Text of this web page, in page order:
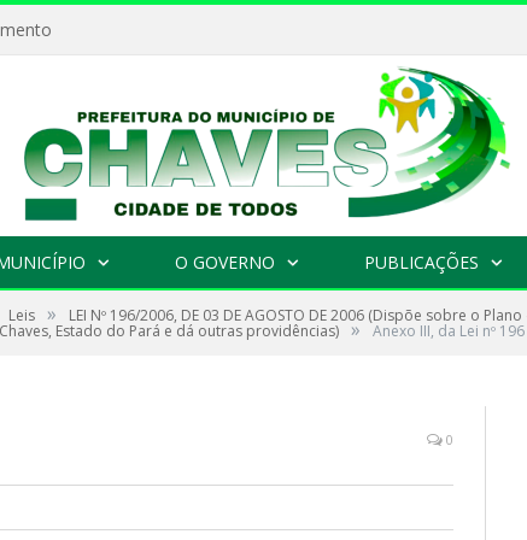
O GOVERNO PUBLICAÇÕES
Leis » LEI Nº 196/2006, DE 03 DE AGOSTO DE 2006 (Dispõe sobre o
Estado do Pará e dá outras providências) » Anexo III, da Lei nº 196
0